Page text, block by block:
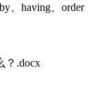
、having、order
？.docx